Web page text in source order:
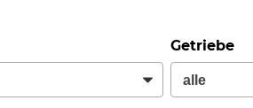
Getriebe